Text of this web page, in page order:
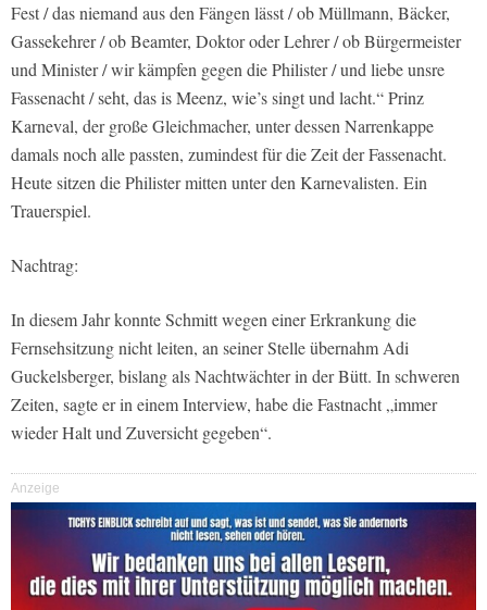
Fest / das niemand aus den Fängen lässt / ob Müllmann, Bäcker,
Gassekehrer / ob Beamter, Doktor oder Lehrer / ob Bürgermeister
und Minister / wir kämpfen gegen die Philister / und liebe unsre
Fassenacht / seht, das is Meenz, wie’s singt und lacht.“ Prinz
Karneval, der große Gleichmacher, unter dessen Narrenkappe
damals noch alle passten, zumindest für die Zeit der Fassenacht.
Heute sitzen die Philister mitten unter den Karnevalisten. Ein
Trauerspiel.
Nachtrag:
In diesem Jahr konnte Schmitt wegen einer Erkrankung die
Fernsehsitzung nicht leiten, an seiner Stelle übernahm Adi
Guckelsberger, bislang als Nachtwächter in der Bütt. In schweren
Zeiten, sagte er in einem Interview, habe die Fastnacht „immer
wieder Halt und Zuversicht gegeben“.
Anzeige